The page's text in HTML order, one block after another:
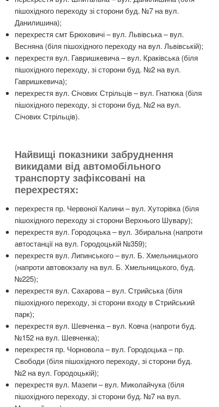
пішохідного переходу зі сторони буд. №7 на вул.
Данилишина);
перехрестя смт Брюховичі – вул. Львівська – вул.
Весняна (біля пішохідного переходу на вул. Львівській);
перехрестя вул. Гавришкевича – вул. Краківська (біля
пішохідного переходу, зі сторони буд. №2 на вул.
Гавришкевича);
перехрестя вул. Січових Стрільців – вул. Гнатюка (біля
пішохідного переходу, зі сторони буд. №2 на вул.
Січових Стрільців).
Найвищі показники забруднення
викидами від автомобільного
транспорту зафіксовані на
перехрестях:
перехрестя пр. Червоної Калини – вул. Хуторівка (біля
пішохідного переходу зі сторони Верхнього Шувару);
перехрестя вул. Городоцька – вул. Збиральна (напроти
автостанції на вул. Городоцькій №359);
перехрестя вул. Липинського – вул. Б. Хмельницького
(напроти автовокзалу на вул. Б. Хмельницького, буд.
№225);
перехрестя вул. Сахарова – вул. Стрийська (біля
пішохідного переходу, зі сторони входу в Стрийський
парк);
перехрестя вул. Шевченка – вул. Ковча (напроти буд.
№152 на вул. Шевченка);
перехрестя пр. Чорновола – вул. Городоцька – пр.
Свободи (біля пішохідного переходу, зі сторони буд.
№2 на вул. Городоцькій);
перехрестя вул. Мазепи – вул. Миколайчука (біля
пішохідного переходу, зі сторони буд. №7 на вул.